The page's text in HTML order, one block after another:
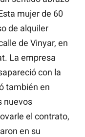
mujer de 60
de alquiler
de Vinyar, en
La empresa
con la
también en
nuevos
el contrato,
en su